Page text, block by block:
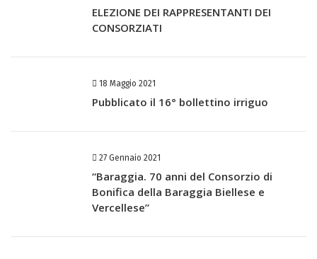
ELEZIONE DEI RAPPRESENTANTI DEI
CONSORZIATI
18 Maggio 2021
Pubblicato il 16° bollettino irriguo
27 Gennaio 2021
“Baraggia. 70 anni del Consorzio di
Bonifica della Baraggia Biellese e
Vercellese”